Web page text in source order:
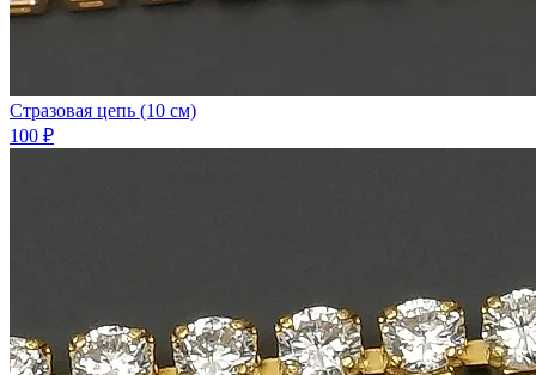
Стразовая цепь (10 см)
100 ₽